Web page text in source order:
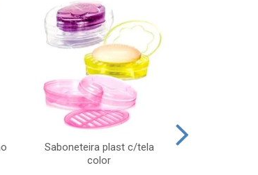
Saboneteira plast c/tela
color